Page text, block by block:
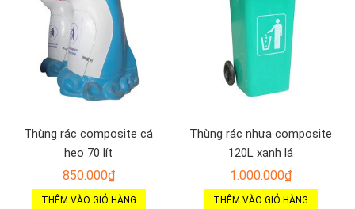
Thùng rác composite cá
heo 70 lít
850.000₫
THÊM VÀO GIỎ HÀNG
Thùng rác nhựa composite
120L xanh lá
1.000.000₫
THÊM VÀO GIỎ HÀNG